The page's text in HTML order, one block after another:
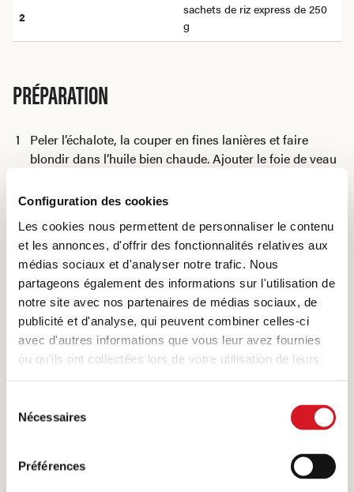
Configuration des cookies
Les cookies nous permettent de personnaliser le contenu
et les annonces, d'offrir des fonctionnalités relatives aux
médias sociaux et d'analyser notre trafic. Nous
partageons également des informations sur l'utilisation de
notre site avec nos partenaires de médias sociaux, de
publicité et d'analyse, qui peuvent combiner celles-ci
avec d'autres informations que vous leur avez fournies
ou qu'ils ont collectées lors de votre utilisation de leurs
Nécessaires
Préférences
2
sachets de riz express de 250
g
PRÉPARATION
Peler l’échalote, la couper en fines lanières et faire
blondir dans l’huile bien chaude. Ajouter le foie de veau
framboises et le fond de veau puis laisser mijoter 2-3
pincée de sucre.
Pendant ce temps, préparer le riz express selon les
instructions figurant sur le paquet et servir.
Ce qu'en pensent les amateurs de viande